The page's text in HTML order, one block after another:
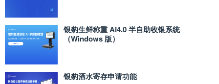
银豹生鲜称重 AI4.0 半自助收银系统
（Windows 版）
银豹酒水寄存申请功能